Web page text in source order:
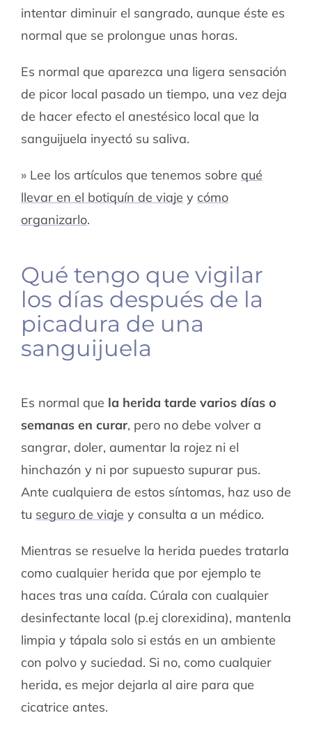
intentar diminuir el sangrado, aunque éste es
normal que se prolongue unas horas.
Es normal que aparezca una ligera sensación
de picor local pasado un tiempo, una vez deja
de hacer efecto el anestésico local que la
sanguijuela inyectó su saliva.
» Lee los artículos que tenemos sobre qué
llevar en el botiquín de viaje y cómo
organizarlo.
Qué tengo que vigilar
los días después de la
picadura de una
sanguijuela
Es normal que la herida tarde varios días o
semanas en curar, pero no debe volver a
sangrar, doler, aumentar la rojez ni el
hinchazón y ni por supuesto supurar pus.
Ante cualquiera de estos síntomas, haz uso de
tu seguro de viaje y consulta a un médico.
Mientras se resuelve la herida puedes tratarla
como cualquier herida que por ejemplo te
haces tras una caída. Cúrala con cualquier
desinfectante local (p.ej clorexidina), mantenla
limpia y tápala solo si estás en un ambiente
con polvo y suciedad. Si no, como cualquier
herida, es mejor dejarla al aire para que
cicatrice antes.